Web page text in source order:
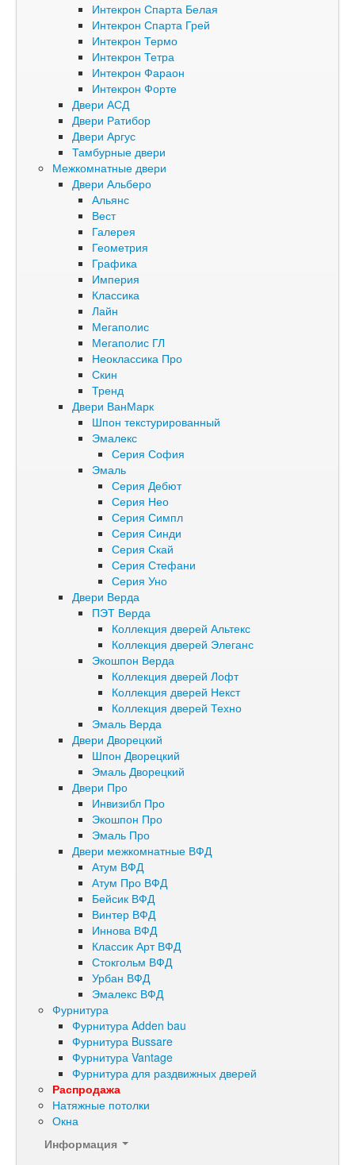
Интекрон Спарта Белая
Интекрон Спарта Грей
Интекрон Термо
Интекрон Тетра
Интекрон Фараон
Интекрон Форте
Двери АСД
Двери Ратибор
Двери Аргус
Тамбурные двери
Межкомнатные двери
Двери Альберо
Альянс
Вест
Галерея
Геометрия
Графика
Империя
Классика
Лайн
Мегаполис
Мегаполис ГЛ
Неоклассика Про
Скин
Тренд
Двери ВанМарк
Шпон текстурированный
Эмалекс
Серия София
Эмаль
Серия Дебют
Серия Нео
Серия Симпл
Серия Синди
Серия Скай
Серия Стефани
Серия Уно
Двери Верда
ПЭТ Верда
Коллекция дверей Альтекс
Коллекция дверей Элеганс
Экошпон Верда
Коллекция дверей Лофт
Коллекция дверей Некст
Коллекция дверей Техно
Эмаль Верда
Двери Дворецкий
Шпон Дворецкий
Эмаль Дворецкий
Двери Про
Инвизибл Про
Экошпон Про
Эмаль Про
Двери межкомнатные ВФД
Атум ВФД
Атум Про ВФД
Бейсик ВФД
Винтер ВФД
Иннова ВФД
Классик Арт ВФД
Стокгольм ВФД
Урбан ВФД
Эмалекс ВФД
Фурнитура
Фурнитура Adden bau
Фурнитура Bussare
Фурнитура Vantage
Фурнитура для раздвижных дверей
Распродажа
Натяжные потолки
Окна
Информация